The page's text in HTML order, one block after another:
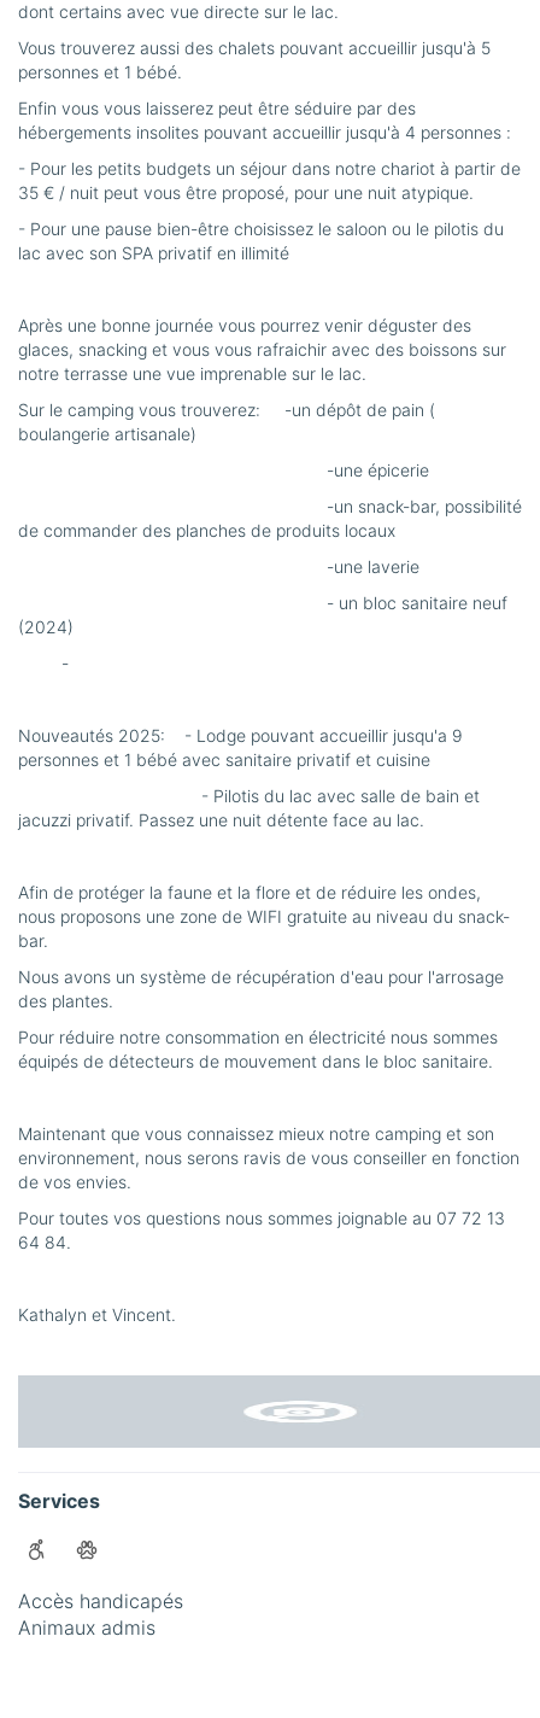
dont certains avec vue directe sur le lac.
Vous trouverez aussi des chalets pouvant accueillir jusqu'à 5
personnes et 1 bébé.
Enfin vous vous laisserez peut être séduire par des
hébergements insolites pouvant accueillir jusqu'à 4 personnes :
- Pour les petits budgets un séjour dans notre chariot à partir de
35 € / nuit peut vous être proposé, pour une nuit atypique.
- Pour une pause bien-être choisissez le saloon ou le pilotis du
lac avec son SPA privatif en illimité
Après une bonne journée vous pourrez venir déguster des
glaces, snacking et vous vous rafraichir avec des boissons sur
notre terrasse une vue imprenable sur le lac.
Sur le camping vous trouverez: -un dépôt de pain (
boulangerie artisanale)
-une épicerie
-un snack-bar, possibilité
de commander des planches de produits locaux
-une laverie
- un bloc sanitaire neuf
(2024)
-
Nouveautés 2025: - Lodge pouvant accueillir jusqu'a 9
personnes et 1 bébé avec sanitaire privatif et cuisine
- Pilotis du lac avec salle de bain et
jacuzzi privatif. Passez une nuit détente face au lac.
Afin de protéger la faune et la flore et de réduire les ondes,
nous proposons une zone de WIFI gratuite au niveau du snack-
bar.
Nous avons un système de récupération d'eau pour l'arrosage
des plantes.
Pour réduire notre consommation en électricité nous sommes
équipés de détecteurs de mouvement dans le bloc sanitaire.
Maintenant que vous connaissez mieux notre camping et son
environnement, nous serons ravis de vous conseiller en fonction
de vos envies.
Pour toutes vos questions nous sommes joignable au 07 72 13
64 84.
Kathalyn et Vincent.
Services
Accès handicapés
Animaux admis